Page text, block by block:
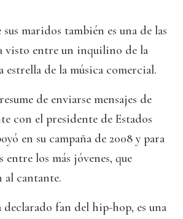
maridos también es una de las
visto entre un inquilino de la
estrella de la música comercial.
de enviarse mensajes de
con el presidente de Estados
en su campaña de 2008 y para
los más jóvenes, que
cantante.
declarado fan del hip-hop, es una